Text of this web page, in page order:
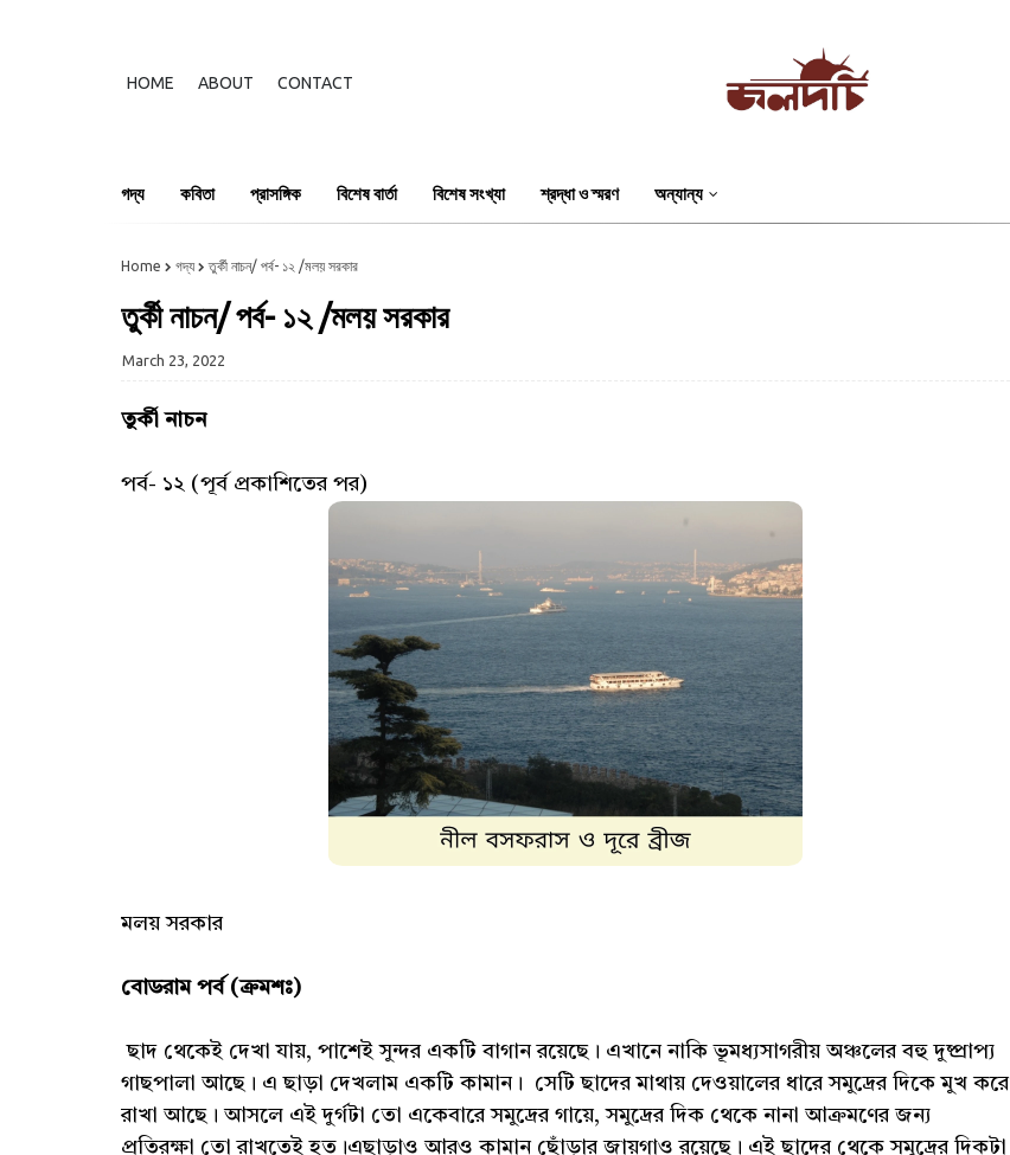
HOME ABOUT CONTACT
গদ্য কবিতা প্রাসঙ্গিক বিশেষ বার্তা বিশেষ সংখ্যা শ্রদ্ধা ও স্মরণ অন্যান্য
Home গদ্য তুর্কী নাচন/ পর্ব- ১২ /মলয় সরকার
তুর্কী নাচন/ পর্ব- ১২ /মলয় সরকার
March 23, 2022
তুর্কী নাচন
পর্ব- ১২ (পূর্ব প্রকাশিতের পর)
মলয় সরকার
বোডরাম পর্ব (ক্রমশঃ)
ছাদ থেকেই দেখা যায়, পাশেই সুন্দর একটি বাগান রয়েছে। এখানে নাকি ভূমধ্যসাগরীয় অঞ্চলের বহু দুষ্প্রাপ্য
গাছপালা আছে। এ ছাড়া দেখলাম একটি কামান। সেটি ছাদের মাথায় দেওয়ালের ধারে সমুদ্রের দিকে মুখ করে
রাখা আছে। আসলে এই দুর্গটা তো একেবারে সমুদ্রের গায়ে, সমুদ্রের দিক থেকে নানা আক্রমণের জন্য
প্রতিরক্ষা তো রাখতেই হত।এছাড়াও আরও কামান ছোঁড়ার জায়গাও রয়েছে। এই ছাদের থেকে সমুদ্রের দিকটা